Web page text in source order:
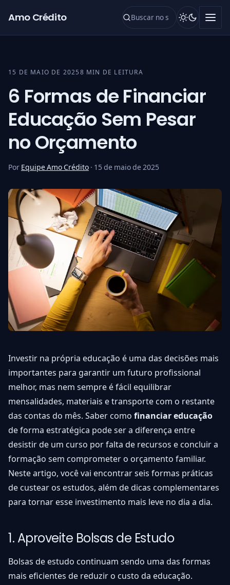
Amo Crédito
15 DE MAIO DE 2025 8 MIN DE LEITURA
6 Formas de Financiar
Educação Sem Pesar
no Orçamento
Por Equipe Amo Crédito · 15 de maio de 2025
Investir na própria educação é uma das decisões mais
importantes para garantir um futuro profissional
melhor, mas nem sempre é fácil equilibrar
mensalidades, materiais e transporte com o restante
das contas do mês. Saber como financiar educação
de forma estratégica pode ser a diferença entre
desistir de um curso por falta de recursos e concluir a
formação sem comprometer o orçamento familiar.
Neste artigo, você vai encontrar seis formas práticas
de custear os estudos, além de dicas complementares
para tornar esse investimento mais leve no dia a dia.
1. Aproveite Bolsas de Estudo
Bolsas de estudo continuam sendo uma das formas
mais eficientes de reduzir o custo da educação.